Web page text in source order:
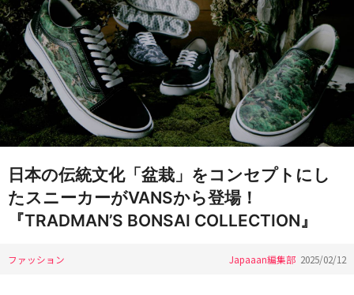
日本の伝統文化「盆栽」をコンセプトにし
たスニーカーがVANSから登場！
『TRADMAN’S BONSAI COLLECTION』
ファッション Japaaan編集部 2025/02/12